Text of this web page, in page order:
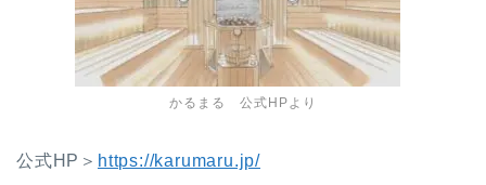
かるまる 公式HPより
公式HP＞ https://karumaru.jp/